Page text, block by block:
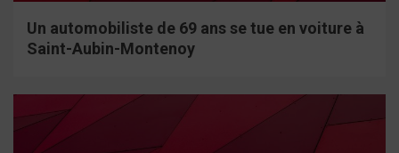
Un automobiliste de 69 ans se tue en voiture à
Saint-Aubin-Montenoy